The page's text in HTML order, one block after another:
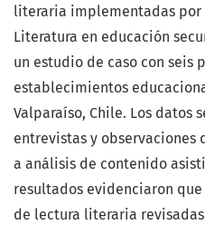
literaria implementadas por
Literatura en educación
un estudio de caso con seis
establecimientos
Valparaíso, Chile. Los datos
entrevistas y observaciones
a análisis de contenido
resultados evidenciaron
de lectura literaria